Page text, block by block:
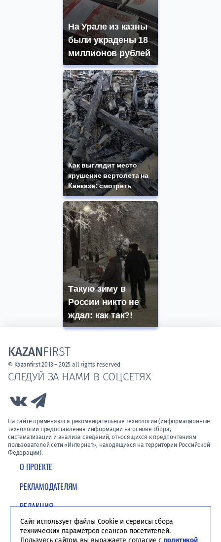
На Урале из казны
были украдены 18
миллионов рублей
Как выглядит место
крушение вертолета на
Кавказе: смотреть
Такую зиму в
России никто не
ждал: как так?!
О ПРОЕКТЕ
РЕКЛАМОДАТЕЛЯМ
РЕДАКЦИЯ
ПОЛИТИКА КОНФИДЕНЦИАЛЬНОСТИ
СЛЕДУЙ ЗА НАМИ В СОЦСЕТЯХ
Link to Vk
На сайте применяются рекомендательные технологии (информационные
технологии предоставления информации на основе сбора,
систематизации и анализа сведений, относящихся к предпочтениям
пользователей сети «Интернет», находящихся на территории Российской
Федерации).
KAZANFIRST
© Kazanfirst 2013 – 2025 all rights reserved
Сайт использует файлы Cookie и сервисы сбора
технических параметров сеансов посетителей.
Пользуясь сайтом, вы выражаете согласие с политикой